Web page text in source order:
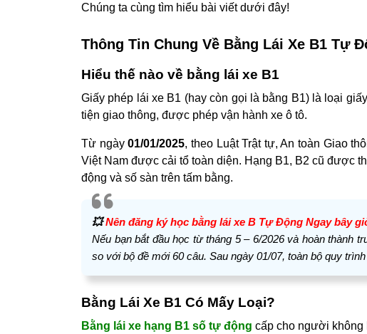
Chúng ta cùng tìm hiểu bài viết dưới đây!
Thông Tin Chung Về Bằng Lái Xe B1 Tự
Hiểu thế nào về bằng lái xe B1
Giấy phép lái xe B1 (hay còn gọi là bằng B1) là loại
tiện giao thông, được phép vận hành xe ô tô.
Từ ngày01/01/2025, theo Luật Trật tự, An toàn Giao
Việt Nam được cải tổ toàn diện. Hạng B1, B2 cũ được
động và số sàn trên tấm bằng.
💥 Nên đăng ký học bằng lái xe B Tự Động Ngay bây
Nếu bạn bắt đầu học từ tháng 5 – 6/2026 và hoàn thành
so với bộ đề mới 60 câu. Sau ngày 01/07, toàn bộ quy
Bằng Lái Xe B1 Có Mấy Loại?
Bằng lái xe hạng B1 số tự động cấp cho người không